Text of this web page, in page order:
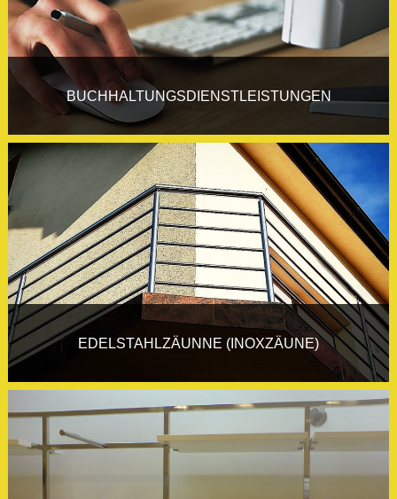
BUCHHALTUNGSDIENSTLEISTUNGEN
EDELSTAHLZÄUNNE (INOXZÄUNE)